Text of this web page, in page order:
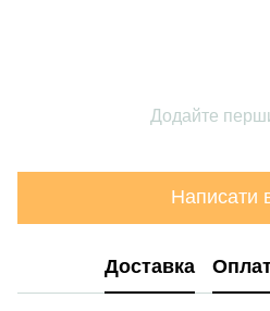
Додайте
Написати
Доставка